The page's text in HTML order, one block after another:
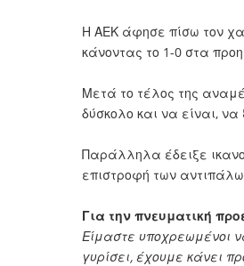
Η ΑΕΚ άφησε πίσω τον
κάνοντας το 1-0 στα
Μετά το τέλος της
δύσκολο και να είναι,
Παράλληλα έδειξε
επιστροφή των
Για την πνευματική
Είμαστε υποχρεωμένοι
γυρίσει, έχουμε κάνει